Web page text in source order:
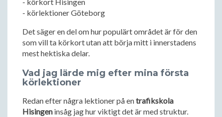
- körlektioner Göteborg
Det säger en del om hur populärt området är för den
som vill ta körkort utan att börja mitt i innerstadens
mest hektiska delar.
Vad jag lärde mig efter mina första
körlektioner
Redan efter några lektioner på entrafikskola
Hisingen insåg jag hur viktigt det är med struktur.